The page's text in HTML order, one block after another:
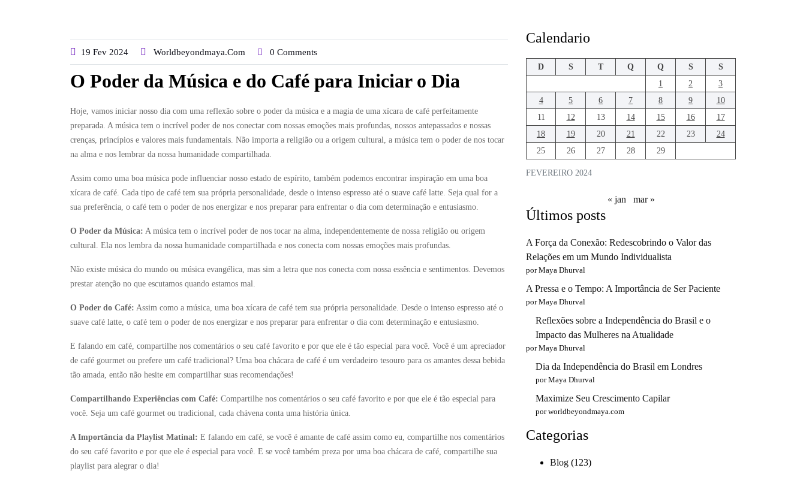
19 Fev 2024 Worldbeyondmaya.com 0 Comments
O Poder da Música e do Café para Iniciar o Dia
Hoje, vamos iniciar nosso dia com uma reflexão sobre o poder da música e a magia de uma xícara de café perfeitamente
preparada. A música tem o incrível poder de nos conectar com nossas emoções mais profundas, nossos antepassados e nossas
crenças, princípios e valores mais fundamentais. Não importa a religião ou a origem cultural, a música tem o poder de nos tocar
na alma e nos lembrar da nossa humanidade compartilhada.
Assim como uma boa música pode influenciar nosso estado de espírito, também podemos encontrar inspiração em uma boa
xícara de café. Cada tipo de café tem sua própria personalidade, desde o intenso espresso até o suave café latte. Seja qual for a
sua preferência, o café tem o poder de nos energizar e nos preparar para enfrentar o dia com determinação e entusiasmo.
O Poder da Música: A música tem o incrível poder de nos tocar na alma, independentemente de nossa religião ou origem
cultural. Ela nos lembra da nossa humanidade compartilhada e nos conecta com nossas emoções mais profundas.
Não existe música do mundo ou música evangélica, mas sim a letra que nos conecta com nossa essência e sentimentos. Devemos
prestar atenção no que escutamos quando estamos mal.
O Poder do Café: Assim como a música, uma boa xícara de café tem sua própria personalidade. Desde o intenso espresso até o
suave café latte, o café tem o poder de nos energizar e nos preparar para enfrentar o dia com determinação e entusiasmo.
E falando em café, compartilhe nos comentários o seu café favorito e por que ele é tão especial para você. Você é um apreciador
de café gourmet ou prefere um café tradicional? Uma boa chácara de café é um verdadeiro tesouro para os amantes dessa bebida
tão amada, então não hesite em compartilhar suas recomendações!
Compartilhando Experiências com Café: Compartilhe nos comentários o seu café favorito e por que ele é tão especial para
você. Seja um café gourmet ou tradicional, cada chávena conta uma história única.
A Importância da Playlist Matinal: E falando em café, se você é amante de café assim como eu, compartilhe nos comentários
do seu café favorito e por que ele é especial para você. E se você também preza por uma boa chácara de café, compartilhe sua
playlist para alegrar o dia!
Calendario
FEVEREIRO 2024
D S T Q Q S
S
1
2
3
4
5 6 7 8 9
10
11
12 13 14 15 16
17
18
19 20 21 22 23
24
25
26 27 28 29
« jan mar »
Últimos posts
A Força da Conexão: Redescobrindo o Valor das
Relações em um Mundo Individualista
por Maya Dhurval
A Pressa e o Tempo: A Importância de Ser Paciente
por Maya Dhurval
Reflexões sobre a Independência do Brasil e o
Impacto das Mulheres na Atualidade
por Maya Dhurval
Dia da Independência do Brasil em Londres
por Maya Dhurval
Maximize Seu Crescimento Capilar
por worldbeyondmaya.com
Categorias
Blog (123)